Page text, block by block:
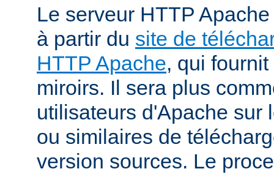
Le serveur HTTP
à partir du site de
HTTP Apache, qui
miroirs. Il sera plus
utilisateurs d'Apache sur
ou similaires de
version sources. Le